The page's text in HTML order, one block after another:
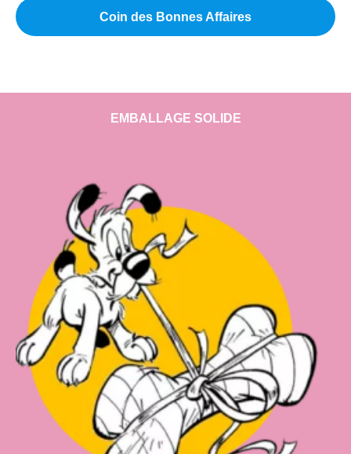
Coin des Bonnes Affaires
EMBALLAGE SOLIDE